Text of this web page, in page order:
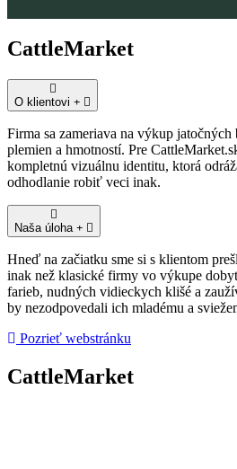
CattleMarket
O klientovi
Firma sa zameriava na výkup
plemien a hmotností. Pre
kompletnú vizuálnu identitu, ktorá
odhodlanie robiť veci inak.
Naša úloha
Hneď na začiatku sme si s klientom
inak než klasické firmy vo výkupe
farieb, nudných vidieckych klišé a
by nezodpovedali ich mladému a
Pozrieť webstránku
CattleMarket